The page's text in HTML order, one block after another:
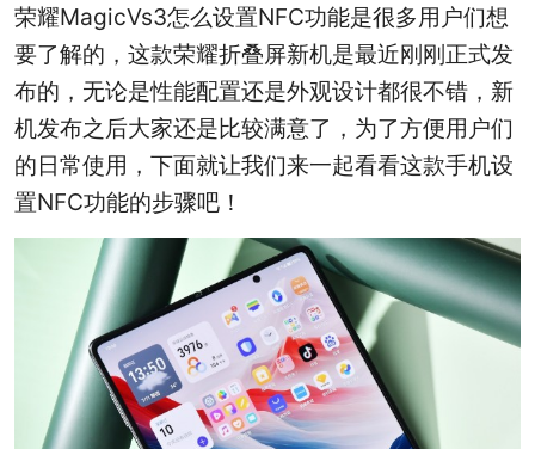
荣耀MagicVs3怎么设置NFC功能是很多用户们想
要了解的，这款荣耀折叠屏新机是最近刚刚正式发
布的，无论是性能配置还是外观设计都很不错，新
机发布之后大家还是比较满意了，为了方便用户们
的日常使用，下面就让我们来一起看看这款手机设
置NFC功能的步骤吧！